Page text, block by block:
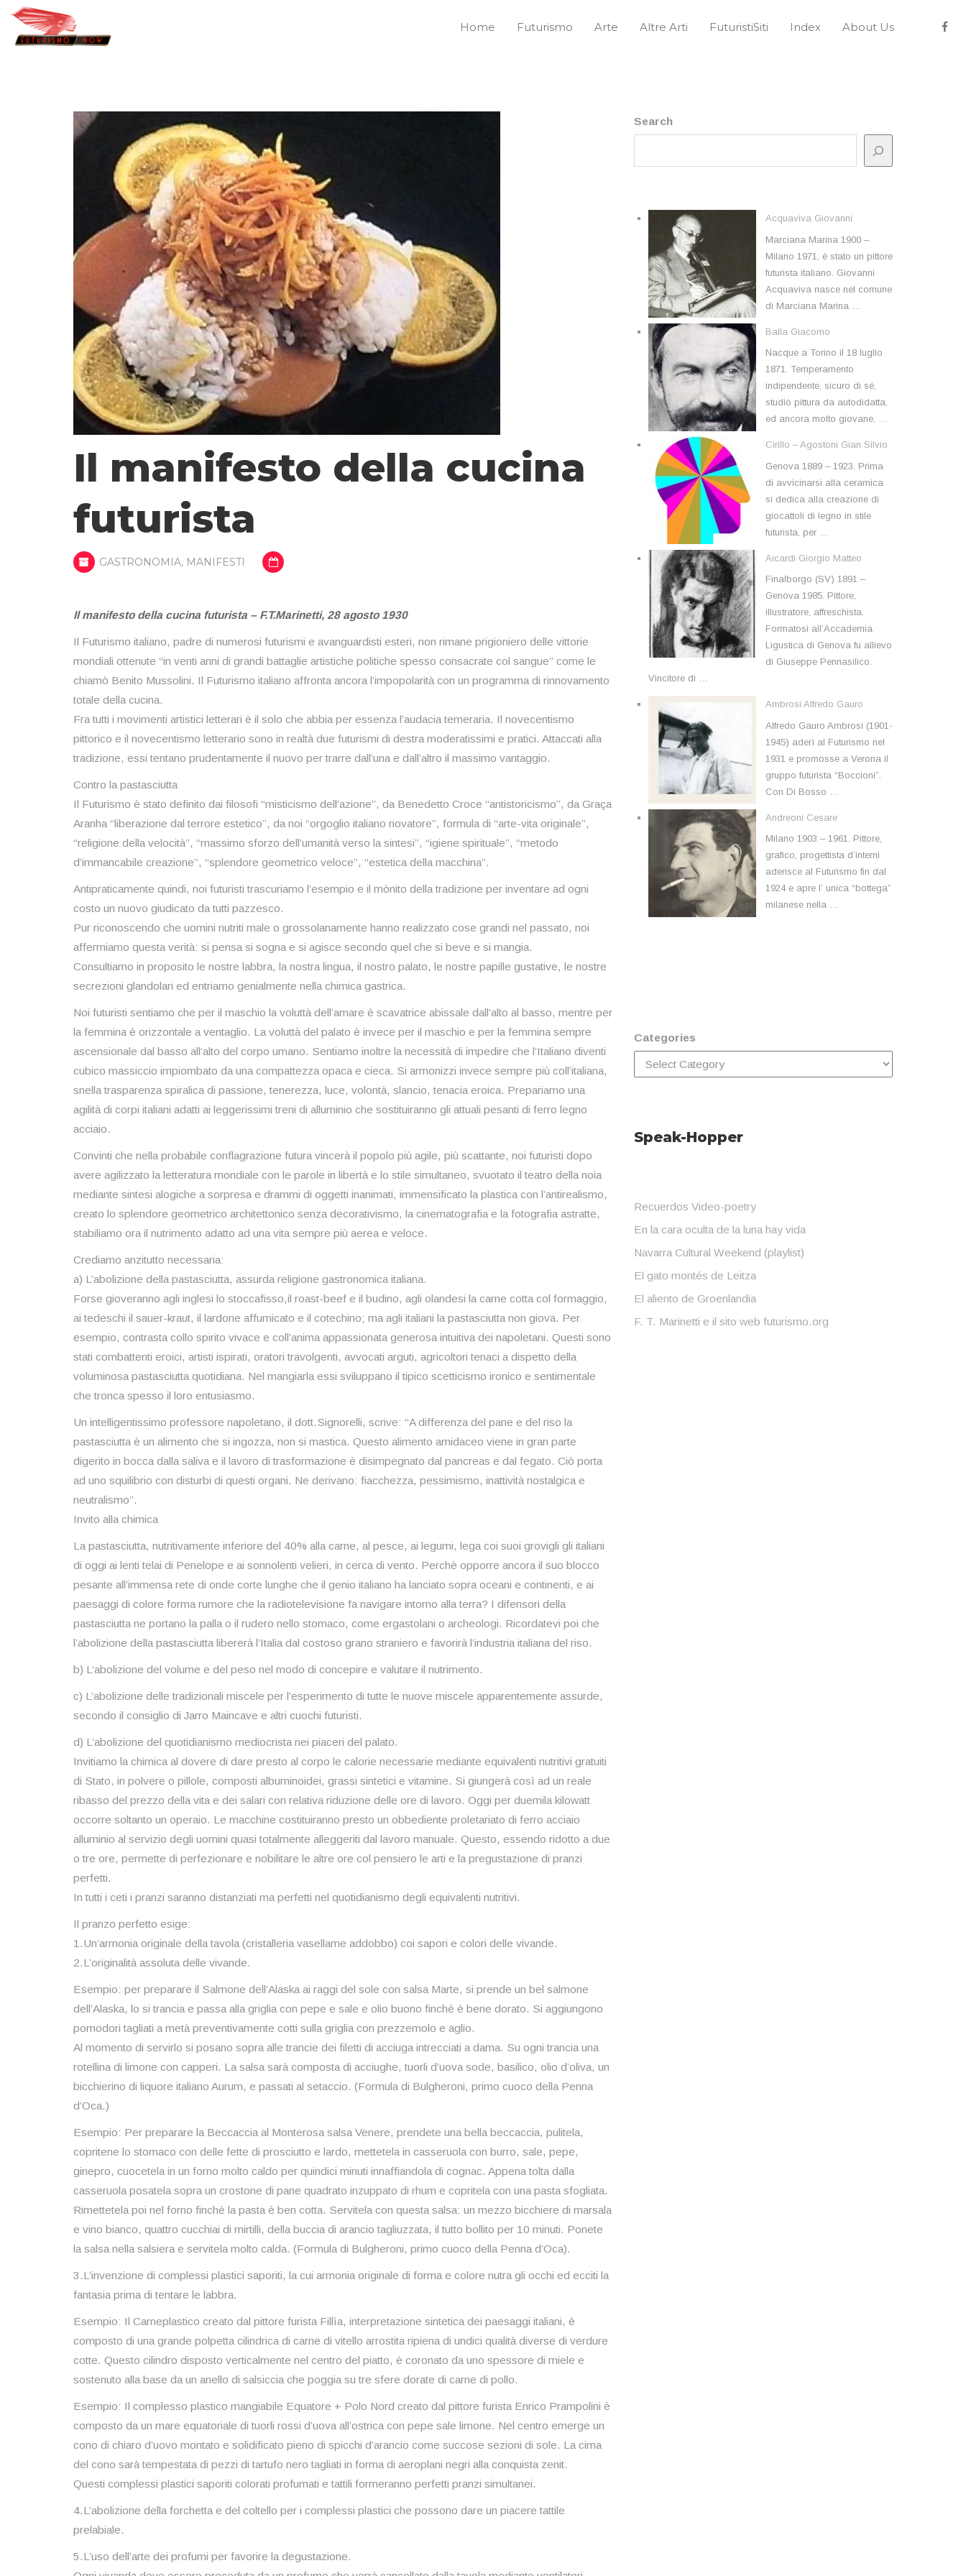
Home Futurismo Arte Altre Arti FuturistiSiti Index About Us
Il manifesto della cucina
futurista
GASTRONOMIA, MANIFESTI
Il manifesto della cucina futurista – F.T.Marinetti, 28 agosto 1930
Il Futurismo italiano, padre di numerosi futurismi e avanguardisti esteri, non rimane prigioniero delle vittorie
mondiali ottenute “in venti anni di grandi battaglie artistiche politiche spesso consacrate col sangue” come le
chiamò Benito Mussolini. Il Futurismo italiano affronta ancora l’impopolarità con un programma di rinnovamento
totale della cucina.
Fra tutti i movimenti artistici letterari è il solo che abbia per essenza l’audacia temeraria. Il novecentismo
pittorico e il novecentismo letterario sono in realtà due futurismi di destra moderatissimi e pratici. Attaccati alla
tradizione, essi tentano prudentamente il nuovo per trarre dall’una e dall’altro il massimo vantaggio.
Contro la pastasciutta
Il Futurismo è stato definito dai filosofi “misticismo dell’azione”, da Benedetto Croce “antistoricismo”, da Graça
Aranha “liberazione dal terrore estetico”, da noi “orgoglio italiano novatore”, formula di “arte-vita originale”,
“religione della velocità”, “massimo sforzo dell’umanità verso la sintesi”, “igiene spirituale”, “metodo
d’immancabile creazione”, “splendore geometrico veloce”, “estetica della macchina”.
Antipraticamente quindi, noi futuristi trascuriamo l’esempio e il mònito della tradizione per inventare ad ogni
costo un nuovo giudicato da tutti pazzesco.
Pur riconoscendo che uomini nutriti male o grossolanamente hanno realizzato cose grandi nel passato, noi
affermiamo questa verità: si pensa si sogna e si agisce secondo quel che si beve e si mangia.
Consultiamo in proposito le nostre labbra, la nostra lingua, il nostro palato, le nostre papille gustative, le nostre
secrezioni glandolari ed entriamo genialmente nella chimica gastrica.
Noi futuristi sentiamo che per il maschio la voluttà dell’amare è scavatrice abissale dall’alto al basso, mentre per
la femmina è orizzontale a ventaglio. La voluttà del palato è invece per il maschio e per la femmina sempre
ascensionale dal basso all’alto del corpo umano. Sentiamo inoltre la necessità di impedire che l’Italiano diventi
cubico massiccio impiombato da una compattezza opaca e cieca. Si armonizzi invece sempre più coll’italiana,
snella trasparenza spiralica di passione, tenerezza, luce, volontà, slancio, tenacia eroica. Prepariamo una
agilità di corpi italiani adatti ai leggerissimi treni di alluminio che sostituiranno gli attuali pesanti di ferro legno
acciaio.
Convinti che nella probabile conflagrazione futura vincerà il popolo più agile, più scattante, noi futuristi dopo
avere agilizzato la letteratura mondiale con le parole in libertà e lo stile simultaneo, svuotato il teatro della noia
mediante sintesi alogiche a sorpresa e drammi di oggetti inanimati, immensificato la plastica con l’antirealismo,
creato lo splendore geometrico architettonico senza decorativismo, la cinematografia e la fotografia astratte,
stabiliamo ora il nutrimento adatto ad una vita sempre più aerea e veloce.
Crediamo anzitutto necessaria:
a) L’abolizione della pastasciutta, assurda religione gastronomica italiana.
Forse gioveranno agli inglesi lo stoccafisso,il roast-beef e il budino, agli olandesi la carne cotta col formaggio,
ai tedeschi il sauer-kraut, il lardone affumicato e il cotechino; ma agli italiani la pastasciutta non giova. Per
esempio, contrasta collo spirito vivace e coll’anima appassionata generosa intuitiva dei napoletani. Questi sono
stati combattenti eroici, artisti ispirati, oratori travolgenti, avvocati arguti, agricoltori tenaci a dispetto della
voluminosa pastasciutta quotidiana. Nel mangiarla essi sviluppano il tipico scetticismo ironico e sentimentale
che tronca spesso il loro entusiasmo.
Un intelligentissimo professore napoletano, il dott.Signorelli, scrive: “A differenza del pane e del riso la
pastasciutta è un alimento che si ingozza, non si mastica. Questo alimento amidaceo viene in gran parte
digerito in bocca dalla saliva e il lavoro di trasformazione è disimpegnato dal pancreas e dal fegato. Ciò porta
ad uno squilibrio con disturbi di questi organi. Ne derivano: fiacchezza, pessimismo, inattività nostalgica e
neutralismo”.
Invito alla chimica
La pastasciutta, nutritivamente inferiore del 40% alla carne, al pesce, ai legumi, lega coi suoi grovigli gli italiani
di oggi ai lenti telai di Penelope e ai sonnolenti velieri, in cerca di vento. Perchè opporre ancora il suo blocco
pesante all’immensa rete di onde corte lunghe che il genio italiano ha lanciato sopra oceani e continenti, e ai
paesaggi di colore forma rumore che la radiotelevisione fa navigare intorno alla terra? I difensori della
pastasciutta ne portano la palla o il rudero nello stomaco, come ergastolani o archeologi. Ricordatevi poi che
l’abolizione della pastasciutta libererà l’Italia dal costoso grano straniero e favorirà l’industria italiana del riso.
b) L’abolizione del volume e del peso nel modo di concepire e valutare il nutrimento.
c) L’abolizione delle tradizionali miscele per l’esperimento di tutte le nuove miscele apparentemente assurde,
secondo il consiglio di Jarro Maincave e altri cuochi futuristi.
d) L’abolizione del quotidianismo mediocrista nei piaceri del palato.
Invitiamo la chimica al dovere di dare presto al corpo le calorie necessarie mediante equivalenti nutritivi gratuiti
di Stato, in polvere o pillole, composti albuminoidei, grassi sintetici e vitamine. Si giungerà così ad un reale
ribasso del prezzo della vita e dei salari con relativa riduzione delle ore di lavoro. Oggi per duemila kilowatt
occorre soltanto un operaio. Le macchine costituiranno presto un obbediente proletariato di ferro acciaio
alluminio al servizio degli uomini quasi totalmente alleggeriti dal lavoro manuale. Questo, essendo ridotto a due
o tre ore, permette di perfezionare e nobilitare le altre ore col pensiero le arti e la pregustazione di pranzi
perfetti.
In tutti i ceti i pranzi saranno distanziati ma perfetti nel quotidianismo degli equivalenti nutritivi.
Il pranzo perfetto esige:
1.Un’armonia originale della tavola (cristalleria vasellame addobbo) coi sapori e colori delle vivande.
2.L’originalità assoluta delle vivande.
Esempio: per preparare il Salmone dell’Alaska ai raggi del sole con salsa Marte, si prende un bel salmone
dell’Alaska, lo si trancia e passa alla griglia con pepe e sale e olio buono finché è bene dorato. Si aggiungono
pomodori tagliati a metà preventivamente cotti sulla griglia con prezzemolo e aglio.
Al momento di servirlo si posano sopra alle trancie dei filetti di acciuga intrecciati a dama. Su ogni trancia una
rotellina di limone con capperi. La salsa sarà composta di acciughe, tuorli d’uova sode, basilico, olio d’oliva, un
bicchierino di liquore italiano Aurum, e passati al setaccio. (Formula di Bulgheroni, primo cuoco della Penna
d’Oca.)
Esempio: Per preparare la Beccaccia al Monterosa salsa Venere, prendete una bella beccaccia, pulitela,
copritene lo stomaco con delle fette di prosciutto e lardo, mettetela in casseruola con burro, sale, pepe,
ginepro, cuocetela in un forno molto caldo per quindici minuti innaffiandola di cognac. Appena tolta dalla
casseruola posatela sopra un crostone di pane quadrato inzuppato di rhum e copritela con una pasta sfogliata.
Rimettetela poi nel forno finchè la pasta è ben cotta. Servitela con questa salsa: un mezzo bicchiere di marsala
e vino bianco, quattro cucchiai di mirtilli, della buccia di arancio tagliuzzata, il tutto bollito per 10 minuti. Ponete
la salsa nella salsiera e servitela molto calda. (Formula di Bulgheroni, primo cuoco della Penna d’Oca).
3.L’invenzione di complessi plastici saporiti, la cui armonia originale di forma e colore nutra gli occhi ed ecciti la
fantasia prima di tentare le labbra.
Esempio: Il Carneplastico creato dal pittore furista Fillìa, interpretazione sintetica dei paesaggi italiani, è
composto di una grande polpetta cilindrica di carne di vitello arrostita ripiena di undici qualità diverse di verdure
cotte. Questo cilindro disposto verticalmente nel centro del piatto, è coronato da uno spessore di miele e
sostenuto alla base da un anello di salsiccia che poggia su tre sfere dorate di carne di pollo.
Esempio: Il complesso plastico mangiabile Equatore + Polo Nord creato dal pittore furista Enrico Prampolini è
composto da un mare equatoriale di tuorli rossi d’uova all’ostrica con pepe sale limone. Nel centro emerge un
cono di chiaro d’uovo montato e solidificato pieno di spicchi d’arancio come succose sezioni di sole. La cima
del cono sarà tempestata di pezzi di tartufo nero tagliati in forma di aeroplani negri alla conquista zenit.
Questi complessi plastici saporiti colorati profumati e tattili formeranno perfetti pranzi simultanei.
4.L’abolizione della forchetta e del coltello per i complessi plastici che possono dare un piacere tattile
prelabiale.
5.L’uso dell’arte dei profumi per favorire la degustazione.
Search
Acquaviva Giovanni
Marciana Marina 1900 –
Milano 1971, è stato un pittore
futurista italiano. Giovanni
Acquaviva nasce nel comune
di Marciana Marina …
Balla Giacomo
Nacque a Torino il 18 luglio
1871. Temperamento
indipendente, sicuro di sé,
studiò pittura da autodidatta,
ed ancora molto giovane, …
Cirillo – Agostoni Gian Silvio
Genova 1889 – 1923. Prima
di avvicinarsi alla ceramica
si dedica alla creazione di
giocattoli di legno in stile
futurista, per …
Aicardi Giorgio Matteo
Finalborgo (SV) 1891 –
Genova 1985. Pittore,
illustratore, affreschista.
Formatosi all’Accademia
Ligustica di Genova fu allievo
di Giuseppe Pennasilico.
Vincitore di …
Ambrosi Alfredo Gauro
Alfredo Gauro Ambrosi (1901-
1945) aderì al Futurismo nel
1931 e promosse a Verona il
gruppo futurista “Boccioni”.
Con Di Bosso …
Andreoni Cesare
Milano 1903 – 1961. Pittore,
grafico, progettista d’interni
aderisce al Futurismo fin dal
1924 e apre l’ unica “bottega”
milanese nella …
Categories
Speak-Hopper
Recuerdos Video-poetry
En la cara oculta de la luna hay vida
Navarra Cultural Weekend (playlist)
El gato montés de Leitza
El aliento de Groenlandia
F. T. Marinetti e il sito web futurismo.org